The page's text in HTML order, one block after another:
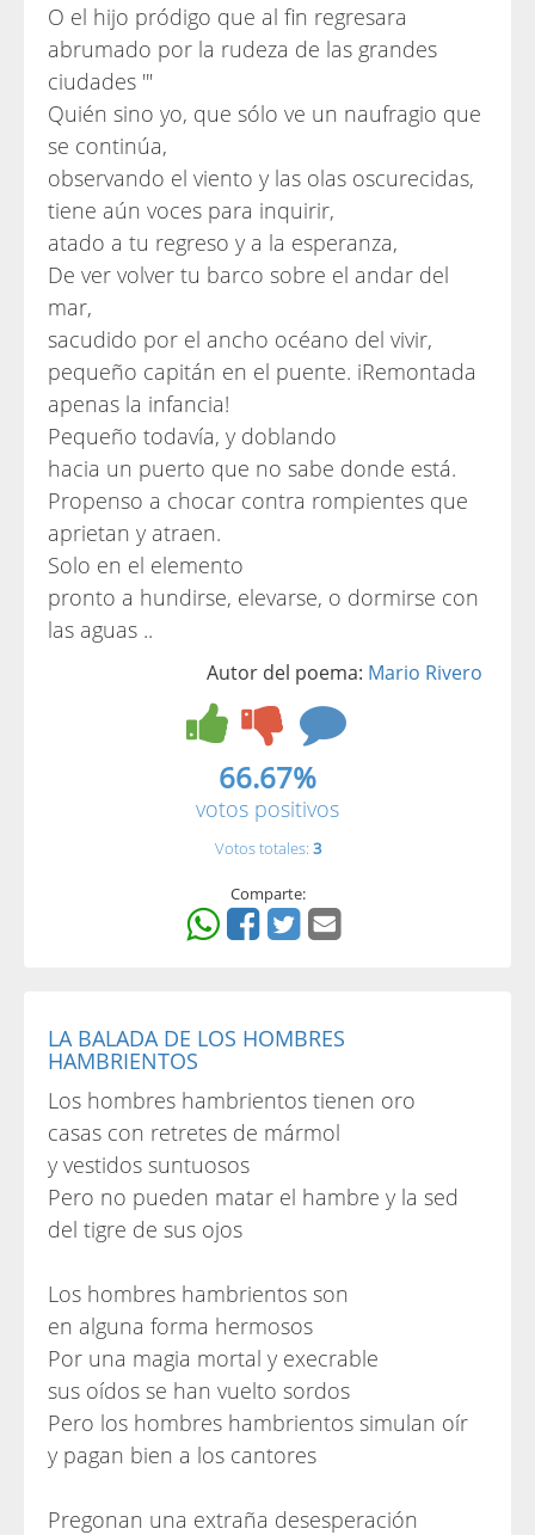
O el hijo pródigo que al fin regresara
abrumado por la rudeza de las grandes
ciudades '"
Quién sino yo, que sólo ve un naufragio que
se continúa,
observando el viento y las olas oscurecidas,
tiene aún voces para inquirir,
atado a tu regreso y a la esperanza,
De ver volver tu barco sobre el andar del
mar,
sacudido por el ancho océano del vivir,
pequeño capitán en el puente. iRemontada
apenas la infancia!
Pequeño todavía, y doblando
hacia un puerto que no sabe donde está.
Propenso a chocar contra rompientes que
aprietan y atraen.
Solo en el elemento
pronto a hundirse, elevarse, o dormirse con
las aguas ..
Autor del poema: Mario Rivero
66.67%
votos positivos
Votos totales: 3
Comparte:
LA BALADA DE LOS HOMBRES
HAMBRIENTOS
Los hombres hambrientos tienen oro
casas con retretes de mármol
y vestidos suntuosos
Pero no pueden matar el hambre y la sed
del tigre de sus ojos
Los hombres hambrientos son
en alguna forma hermosos
Por una magia mortal y execrable
sus oídos se han vuelto sordos
Pero los hombres hambrientos simulan oír
y pagan bien a los cantores
Pregonan una extraña desesperación